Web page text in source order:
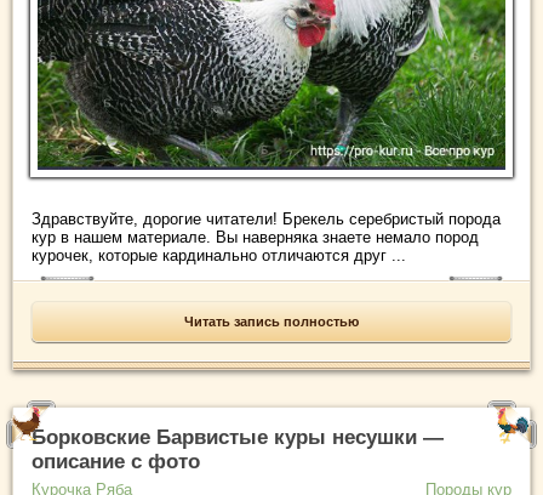
Здравствуйте, дорогие читатели! Брекель серебристый порода
кур в нашем материале. Вы наверняка знаете немало пород
курочек, которые кардинально отличаются друг ...
Читать запись полностью
Борковские Барвистые куры несушки —
описание с фото
Курочка Ряба Породы кур